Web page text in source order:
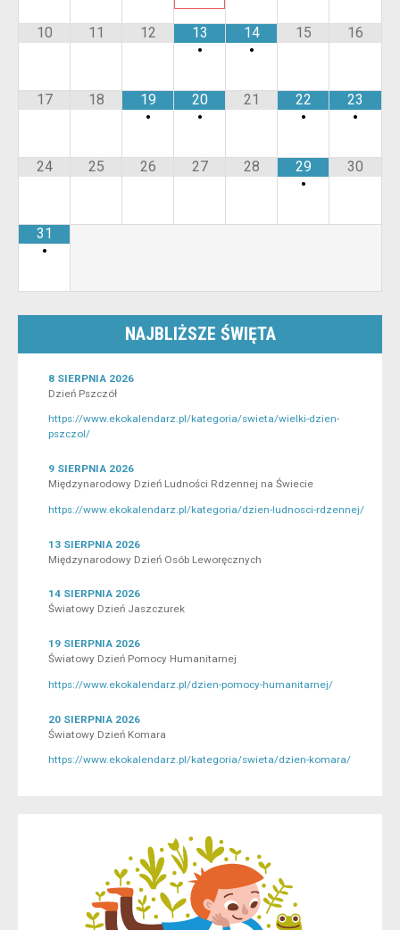
10 11 12
13
•
14
•
15 16
17 18
19
•
20
•
21
22
•
23
•
24 25 26 27 28
29
•
30
31
•
NAJBLIŻSZE ŚWIĘTA
8 SIERPNIA 2026
Dzień Pszczół
https://www.ekokalendarz.pl/kategoria/swieta/wielki-dzien-
pszczol/
9 SIERPNIA 2026
Międzynarodowy Dzień Ludności Rdzennej na Świecie
https://www.ekokalendarz.pl/kategoria/dzien-ludnosci-rdzennej/
13 SIERPNIA 2026
Międzynarodowy Dzień Osób Leworęcznych
14 SIERPNIA 2026
Światowy Dzień Jaszczurek
19 SIERPNIA 2026
Światowy Dzień Pomocy Humanitarnej
https://www.ekokalendarz.pl/dzien-pomocy-humanitarnej/
20 SIERPNIA 2026
Światowy Dzień Komara
https://www.ekokalendarz.pl/kategoria/swieta/dzien-komara/